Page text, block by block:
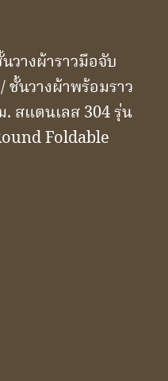
วางผ้าราวมือจับ
/ ชั้นวางผ้าพร้อมราว
สแตนเลส 304 รุ่น
Foldable